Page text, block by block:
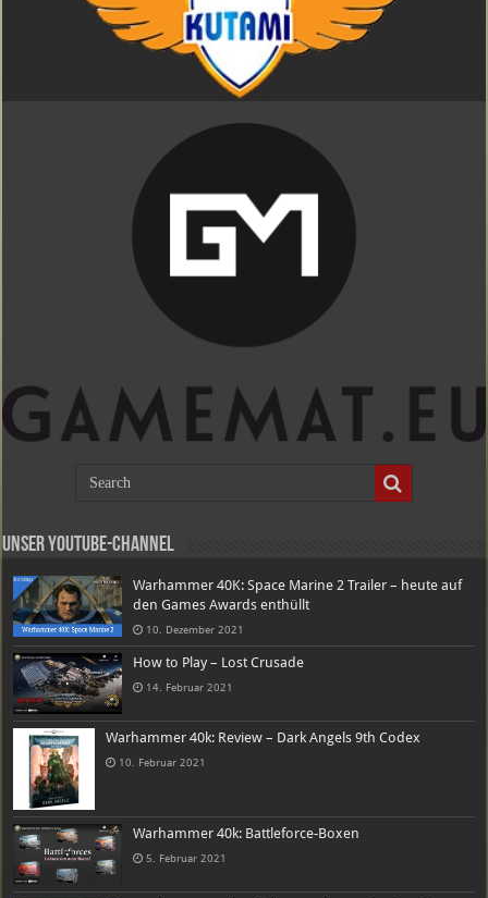
Unser Youtube-Channel
Warhammer 40K: Space Marine 2 Trailer – heute auf
den Games Awards enthüllt
10. Dezember 2021
How to Play – Lost Crusade
14. Februar 2021
Warhammer 40k: Review – Dark Angels 9th Codex
10. Februar 2021
Warhammer 40k: Battleforce-Boxen
5. Februar 2021